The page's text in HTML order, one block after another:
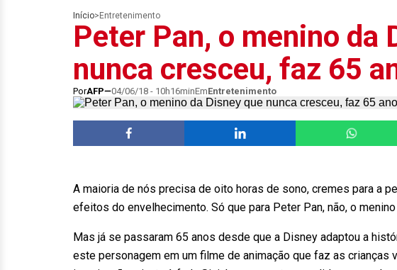
Início> Entretenimento
Peter Pan, o menino da
nunca cresceu, faz 65
PorAFP 04/06/18 - 10h16minEmEntretenimento
A maioria de nós precisa de oito horas de sono, cremes para a
efeitos do envelhecimento. Só que para Peter Pan, não, o
Mas já se passaram 65 anos desde que a Disney adaptou a
este personagem em um filme de animação que faz as crianças